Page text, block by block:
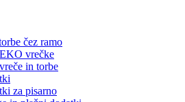
čez ramo
vrečke
in torbe
za pisarno